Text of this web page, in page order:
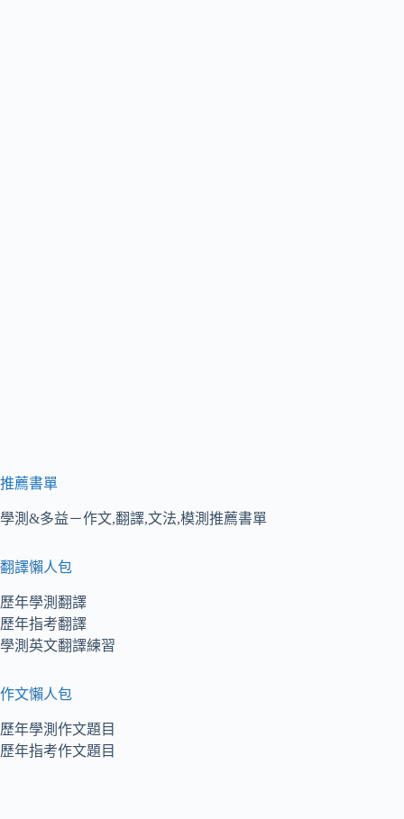
推薦書單
學測&多益－作文,翻譯,文法,模測推薦書單
翻譯懶人包
歷年學測翻譯
歷年指考翻譯
學測英文翻譯練習
作文懶人包
歷年學測作文題目
歷年指考作文題目